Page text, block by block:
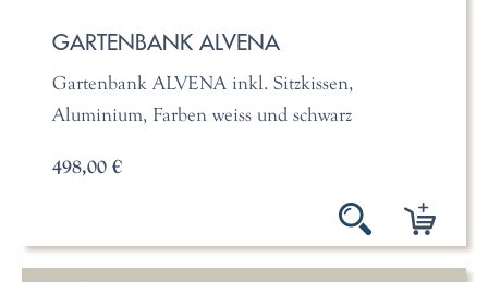
GARTENBANK ALVENA
Gartenbank ALVENA inkl. Sitzkissen,
Aluminium, Farben weiss und schwarz
498,00 €